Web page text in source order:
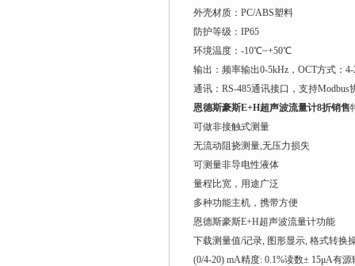
外壳材质：PC/ABS塑料
防护等级：IP65
环境温度：-10℃~+50℃
输出：频率输出0-5kHz，OCT方式：
通讯：RS-485通讯接口，支持Modbus
恩德斯豪斯E+H超声波流量计8折销售
可做非接触式测量
无流动阻挠测量,无压力损失
可测量非导电性液体
量程比宽，用途广泛
多种功能主机，携带方便
恩德斯豪斯E+H超声波流量计功能
下载测量值/记录, 图形显示, 格式转换
(0/4-20) mA精度: 0.1%读数± 15μA有源